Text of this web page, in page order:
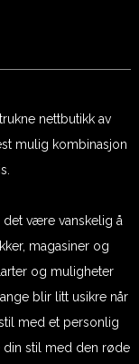
nettbutikk av
mulig kombinasjon
det være vanskelig å
magasiner og
og muligheter
blir litt usikre når
med et personlig
din stil med den røde